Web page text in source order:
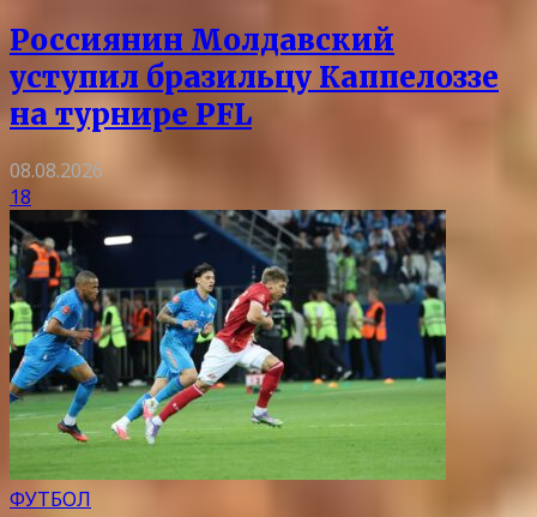
Россиянин Молдавский
уступил бразильцу Каппелоззе
на турнире PFL
08.08.2026
18
ФУТБОЛ